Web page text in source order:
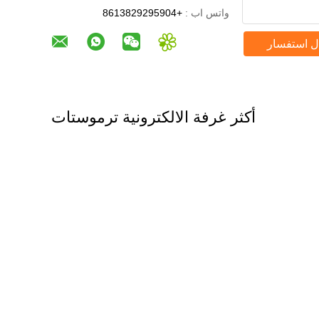
واتس اب : +8613829295904
استفسار
أكثر غرفة الالكترونية ترموستات